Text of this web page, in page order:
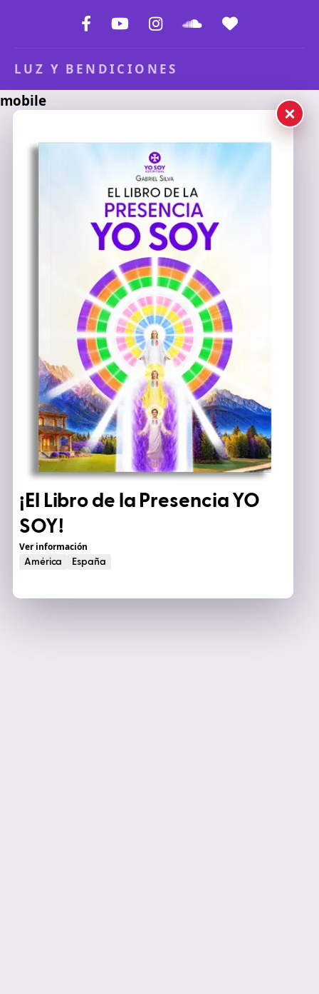
LUZ Y BENDICIONES
¡El Libro de la Presencia YO
SOY!
Ver información
América España